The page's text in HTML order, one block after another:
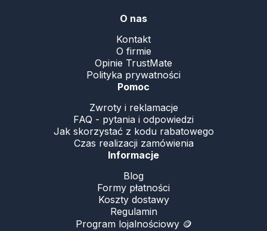
O nas
Kontakt
O firmie
Opinie TrustMate
Polityka prywatności
Pomoc
Zwroty i reklamacje
FAQ - pytania i odpowiedzi
Jak skorzystać z kodu rabatowego
Czas realizacji zamówienia
Informacje
Blog
Formy płatności
Koszty dostawy
Regulamin
Program lojalnościowy 🪙